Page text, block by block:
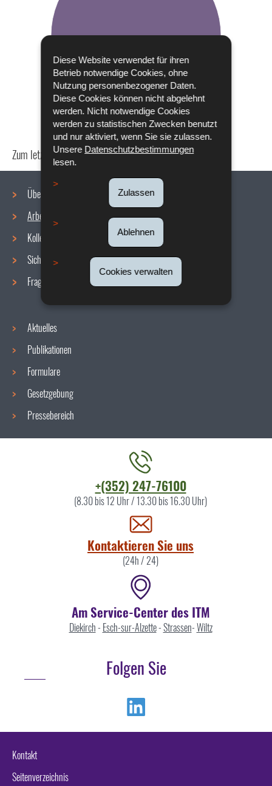
Diese Website verwendet für ihren
Betrieb notwendige Cookies, ohne
Nutzung personenbezogener Daten.
Diese Cookies können nicht abgelehnt
werden. Nicht notwendige Cookies
werden zu statistischen Zwecken benutzt
und nur aktiviert, wenn Sie sie zulassen.
Unsere Datenschutzbestimmungen
lesen.
Zulassen
Ablehnen
Cookies verwalten
Zum letzten Mal aktualisiert am24/04/2024
Navigationsmenü
Über uns
Arbeitsbedingungen
Kollektive Vereinbarungen
Sicherheit/Gesundheit am Arbeitsplatz
Fragen / Antworten
Aktuelles
Publikationen
Formulare
Gesetzgebung
Pressebereich
+(352) 247-76100
(8.30 bis 12 Uhr / 13.30 bis 16.30 Uhr)
Kontaktieren Sie uns
(24h / 24)
Am Service-Center des ITM
Diekirch- Esch-sur-Alzette-Strassen-Wiltz
Folgen Sie
Kontakt
Seitenverzeichnis